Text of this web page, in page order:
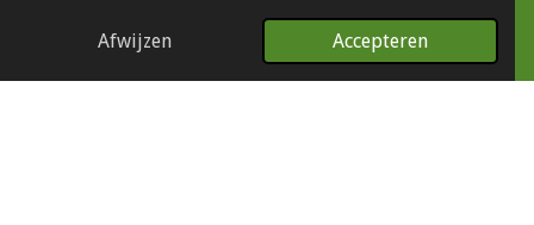
Afwijzen Accepteren
a